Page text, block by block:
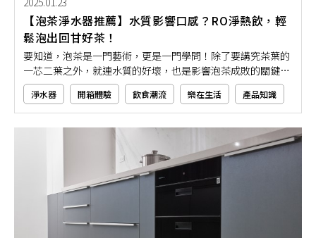
【泡茶淨水器推薦】水質影響口感？RO淨熱飲，輕
鬆泡出回甘好茶！
要知道，泡茶是一門藝術，更是一門學問！除了要講究茶葉的
一芯二葉之外，就連水質的好壞，也是影響泡茶成敗的關鍵之
一。隨著現代淨水器設備的普及，對於熱愛泡茶的茶藝師來
說，好的水質可以泡出文雅的清香口感，茶湯中明亮的色澤更
為視覺增添一股完美的視覺饗宴。如果你也想要泡出如此精緻
好茶，那就先一起來了解淨水器設備是如何幫助泡出一壺入口
淨水器 開箱體驗 飲食潮流 樂在生活 產品知識